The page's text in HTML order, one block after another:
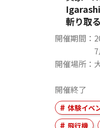
斬り取
開催期間
開催場所
開催終了
体験イベ
飛行機